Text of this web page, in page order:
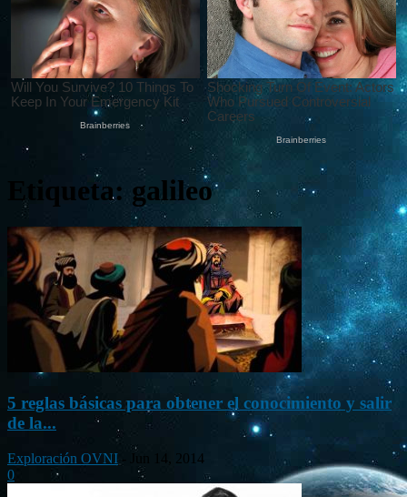
Etiqueta: galileo
5 reglas básicas para obtener el conocimiento y salir
de la...
Exploración OVNI
Jun 14, 2014
0